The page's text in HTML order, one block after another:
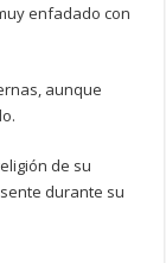
enfadado con
aunque
de su
durante su